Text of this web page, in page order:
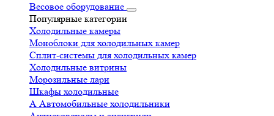
Весовое оборудование
Популярные категории
Холодильные камеры
Моноблоки для холодильных камер
Сплит-системы для холодильных камер
Холодильные витрины
Морозильные лари
Шкафы холодильные
А Автомобильные холодильники